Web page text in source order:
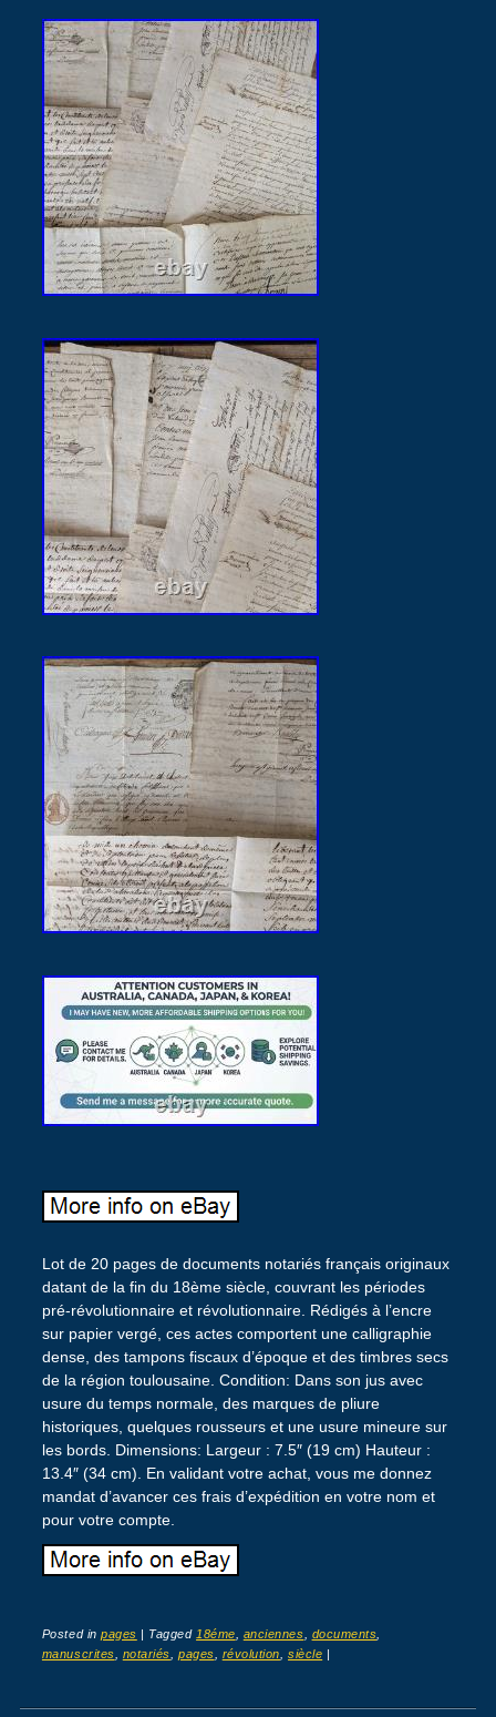
Lot de 20 pages de documents notariés français originaux
datant de la fin du 18ème siècle, couvrant les périodes
pré-révolutionnaire et révolutionnaire. Rédigés à l’encre
sur papier vergé, ces actes comportent une calligraphie
dense, des tampons fiscaux d’époque et des timbres secs
de la région toulousaine. Condition: Dans son jus avec
usure du temps normale, des marques de pliure
historiques, quelques rousseurs et une usure mineure sur
les bords. Dimensions: Largeur : 7.5″ (19 cm) Hauteur :
13.4″ (34 cm). En validant votre achat, vous me donnez
mandat d’avancer ces frais d’expédition en votre nom et
pour votre compte.
Posted inpages | Tagged 18éme anciennes documents
manuscrites
notariés ,pages révolution ,siècle |